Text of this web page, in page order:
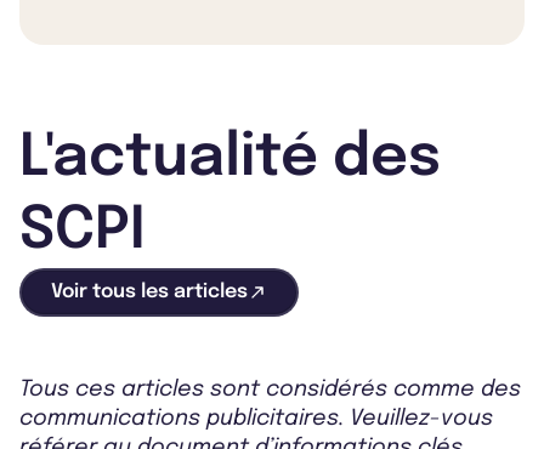
L'actualité des
SCPI
Voir tous les articles
Tous ces articles sont considérés comme des
communications publicitaires. Veuillez-vous